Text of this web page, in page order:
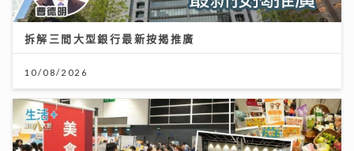
拆解三間大型銀行最新按揭推廣
10/08/2026